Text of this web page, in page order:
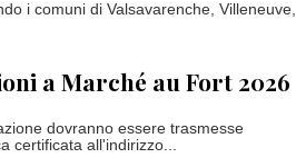
i comuni di Valsavarenche, Villeneuve,
a Marché au Fort 2026
dovranno essere trasmesse
certificata all'indirizzo...